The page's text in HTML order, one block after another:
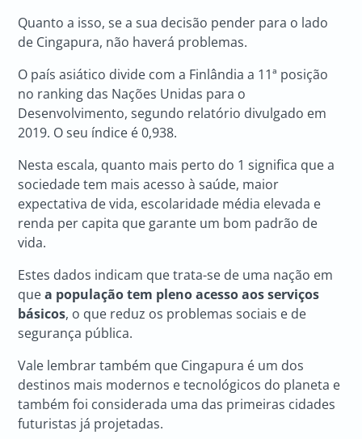
Quanto a isso, se a sua decisão pender para o lado
de Cingapura, não haverá problemas.
O país asiático divide com a Finlândia a 11ª posição
no ranking das Nações Unidas para o
Desenvolvimento, segundo relatório divulgado em
2019. O seu índice é 0,938.
Nesta escala, quanto mais perto do 1 significa que a
sociedade tem mais acesso à saúde, maior
expectativa de vida, escolaridade média elevada e
renda per capita que garante um bom padrão de
vida.
Estes dados indicam que trata-se de uma nação em
quea população tem pleno acesso aos serviços
básicos, o que reduz os problemas sociais e de
segurança pública.
Vale lembrar também que Cingapura é um dos
destinos mais modernos e tecnológicos do planeta e
também foi considerada uma das primeiras cidades
futuristas já projetadas.